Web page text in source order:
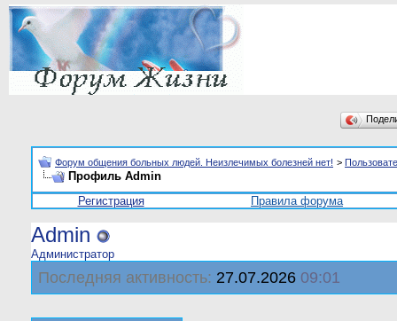
Форум общения больных людей. Неизлечимых болезней нет! >
Профиль Admin
Регистрация
Правила форума
Admin
Администратор
Последняя активность: 27.07.2026 09:01